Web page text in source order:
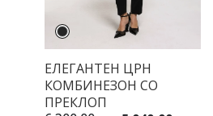
ЕЛЕГАНТЕН ЦРН
КОМБИНЕЗОН СО
ПРЕКЛОП